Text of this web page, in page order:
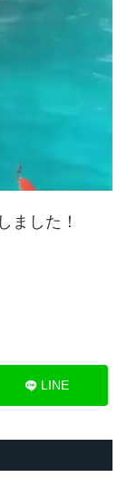
ました！
LINE